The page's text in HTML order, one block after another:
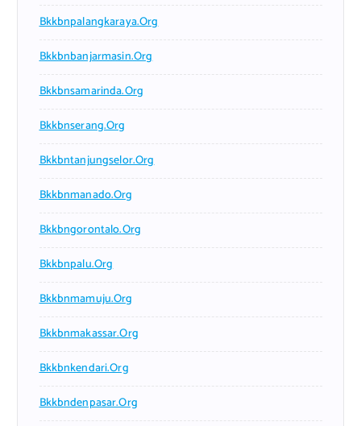
Bkkbnpalangkaraya.org
Bkkbnbanjarmasin.org
Bkkbnsamarinda.org
Bkkbnserang.org
Bkkbntanjungselor.org
Bkkbnmanado.org
Bkkbngorontalo.org
Bkkbnpalu.org
Bkkbnmamuju.org
Bkkbnmakassar.org
Bkkbnkendari.org
Bkkbndenpasar.org